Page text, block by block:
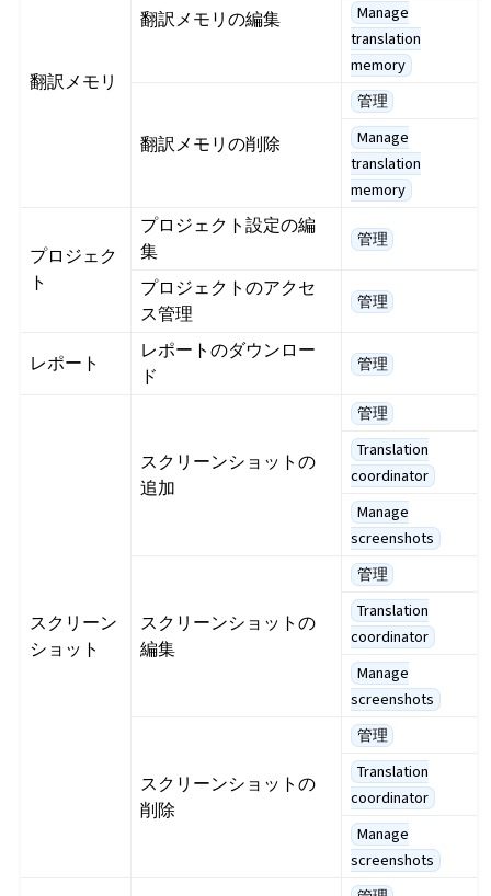
翻訳メモリ
翻訳メモリの編集
Manage
translation
memory
翻訳メモリの削除
管理
Manage
translation
memory
プロジェク
ト
プロジェクト設定の編
集
管理
プロジェクトのアクセ
ス管理
管理
レポート
レポートのダウンロー
ド
管理
スクリーン
ショット
スクリーンショットの
追加
管理
Translation
coordinator
Manage
screenshots
スクリーンショットの
編集
管理
Translation
coordinator
Manage
screenshots
スクリーンショットの
削除
管理
Translation
coordinator
Manage
screenshots